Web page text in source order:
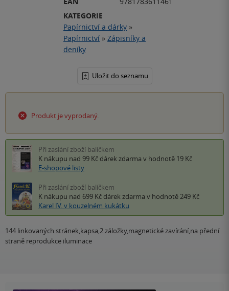
KATEGORIE
Papírnictví a dárky »
Papírnictví » Zápisníky a
deníky
Uložit do seznamu
Produkt je vyprodaný.
Při zaslání zboží balíčkem
K nákupu nad 99 Kč dárek zdarma v hodnotě 19 Kč
E-shopové listy
Při zaslání zboží balíčkem
K nákupu nad 699 Kč dárek zdarma v hodnotě 249 Kč
Karel IV. v kouzelném kukátku
144 linkovaných stránek,kapsa,2 záložky,magnetické zavírání,na přední
straně reprodukce iluminace